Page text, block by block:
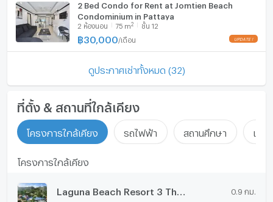
2 Bed Condo for Rent at Jomtien Beach
Condominium in Pattaya
2 ห้องนอน 75 m2 ชั้น 12
฿30,000 /เดือน
ดูประกาศเช่าทั้งหมด (32)
ที่ตั้ง & สถานที่ใกล้เคียง
โครงการใกล้เคียง รถไฟฟ้า สถานศึกษา แหล่
โครงการใกล้เคียง
0.9 กม.